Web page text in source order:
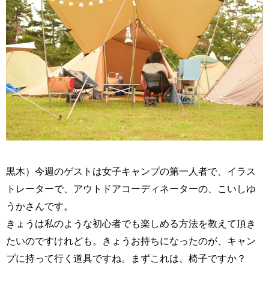
黒木）今週のゲストは女子キャンプの第一人者で、イラス
トレーターで、アウトドアコーディネーターの、こいしゆ
うかさんです。
きょうは私のような初心者でも楽しめる方法を教えて頂き
たいのですけれども。きょうお持ちになったのが、キャン
プに持って行く道具ですね。まずこれは、椅子ですか？